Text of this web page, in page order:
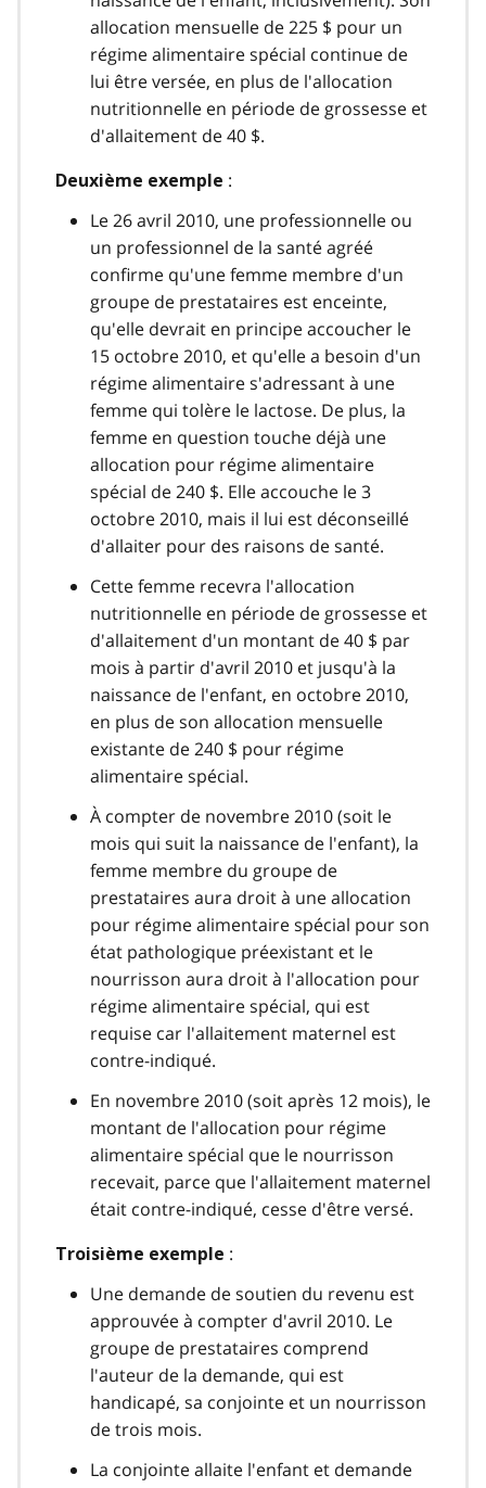
allocation mensuelle de 225 $ pour un
régime alimentaire spécial continue de
lui être versée, en plus de l'allocation
nutritionnelle en période de grossesse et
d'allaitement de 40 $.
Deuxième exemple :
Le 26 avril 2010, une professionnelle ou
un professionnel de la santé agréé
confirme qu'une femme membre d'un
groupe de prestataires est enceinte,
qu'elle devrait en principe accoucher le
15 octobre 2010, et qu'elle a besoin d'un
régime alimentaire s'adressant à une
femme qui tolère le lactose. De plus, la
femme en question touche déjà une
allocation pour régime alimentaire
spécial de 240 $. Elle accouche le 3
octobre 2010, mais il lui est déconseillé
d'allaiter pour des raisons de santé.
Cette femme recevra l'allocation
nutritionnelle en période de grossesse et
d'allaitement d'un montant de 40 $ par
mois à partir d'avril 2010 et jusqu'à la
naissance de l'enfant, en octobre 2010,
en plus de son allocation mensuelle
existante de 240 $ pour régime
alimentaire spécial.
À compter de novembre 2010 (soit le
mois qui suit la naissance de l'enfant), la
femme membre du groupe de
prestataires aura droit à une allocation
pour régime alimentaire spécial pour son
état pathologique préexistant et le
nourrisson aura droit à l'allocation pour
régime alimentaire spécial, qui est
requise car l'allaitement maternel est
contre-indiqué.
En novembre 2010 (soit après 12 mois), le
montant de l'allocation pour régime
alimentaire spécial que le nourrisson
recevait, parce que l'allaitement maternel
était contre-indiqué, cesse d'être versé.
Troisième exemple :
Une demande de soutien du revenu est
approuvée à compter d'avril 2010. Le
groupe de prestataires comprend
l'auteur de la demande, qui est
handicapé, sa conjointe et un nourrisson
de trois mois.
La conjointe allaite l'enfant et demande